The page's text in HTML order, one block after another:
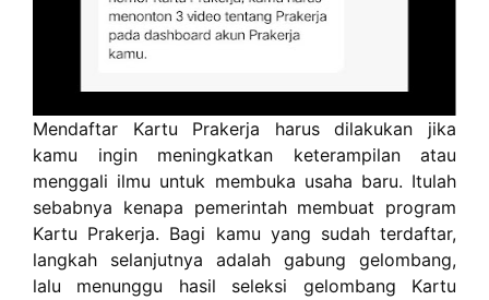
Mendaftar Kartu Prakerja harus dilakukan jika
kamu ingin meningkatkan keterampilan atau
menggali ilmu untuk membuka usaha baru. Itulah
sebabnya kenapa pemerintah membuat program
Kartu Prakerja. Bagi kamu yang sudah terdaftar,
langkah selanjutnya adalah gabung gelombang,
lalu menunggu hasil seleksi gelombang Kartu